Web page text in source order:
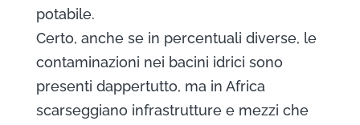
potabile.
Certo, anche se in percentuali diverse, le
contaminazioni nei bacini idrici sono
presenti dappertutto, ma in Africa
scarseggiano infrastrutture e mezzi che